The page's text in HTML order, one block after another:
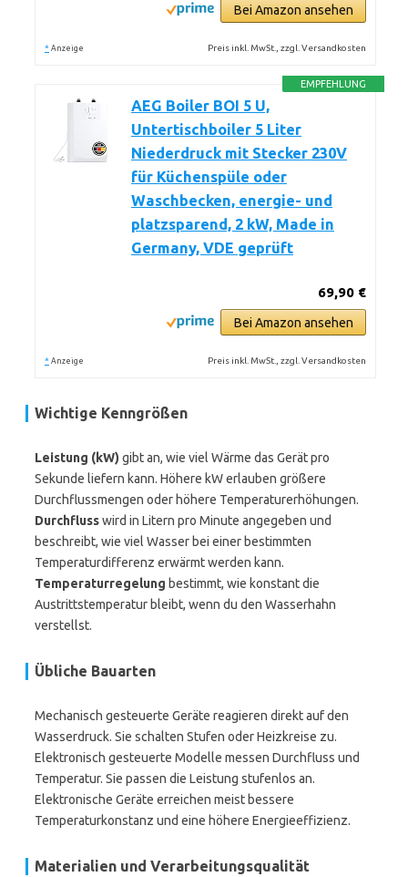
Bei Amazon ansehen
* Anzeige Preis inkl. MwSt., zzgl. Versandkosten
EMPFEHLUNG
AEG Boiler BOI 5 U,
Untertischboiler 5 Liter
Niederdruck mit Stecker 230V
für Küchenspüle oder
Waschbecken, energie- und
platzsparend, 2 kW, Made in
Germany, VDE geprüft
69,90 €
Bei Amazon ansehen
* Anzeige Preis inkl. MwSt., zzgl. Versandkosten
Wichtige Kenngrößen
Leistung (kW) gibt an, wie viel Wärme das Gerät pro
Sekunde liefern kann. Höhere kW erlauben größere
Durchflussmengen oder höhere Temperaturerhöhungen.
Durchflusswird in Litern pro Minute angegeben und
beschreibt, wie viel Wasser bei einer bestimmten
Temperaturdifferenz erwärmt werden kann.
Temperaturregelung bestimmt, wie konstant die
Austrittstemperatur bleibt, wenn du den Wasserhahn
verstellst.
Übliche Bauarten
Mechanisch gesteuerte Geräte reagieren direkt auf den
Wasserdruck. Sie schalten Stufen oder Heizkreise zu.
Elektronisch gesteuerte Modelle messen Durchfluss und
Temperatur. Sie passen die Leistung stufenlos an.
Elektronische Geräte erreichen meist bessere
Temperaturkonstanz und eine höhere Energieeffizienz.
Materialien und Verarbeitungsqualität